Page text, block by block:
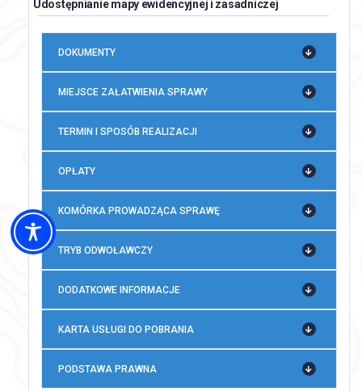
Udostępnianie mapy ewidencyjnej i zasadniczej
DOKUMENTY
MIEJSCE ZAŁATWIENIA SPRAWY
TERMIN I SPOSÓB REALIZACJI
OPŁATY
KOMÓRKA PROWADZĄCA SPRAWĘ
TRYB ODWOŁAWCZY
DODATKOWE INFORMACJE
KARTA USŁUGI DO POBRANIA
PODSTAWA PRAWNA